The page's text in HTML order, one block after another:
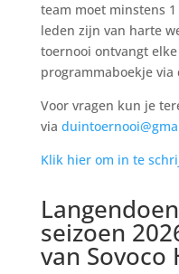
team moet minstens
leden zijn van harte
toernooi ontvangt
programmaboekje via
Voor vragen kun je
via
Klik hier om in te
seizoen
van Sovoco